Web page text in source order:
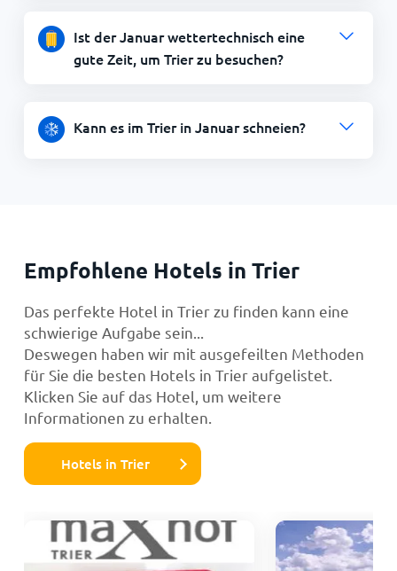
Ist der Januar wettertechnisch eine
gute Zeit, um Trier zu besuchen?
Kann es im Trier in Januar schneien?
Empfohlene Hotels in Trier
Das perfekte Hotel in Trier zu finden kann eine
schwierige Aufgabe sein...
Deswegen haben wir mit ausgefeilten Methoden
für Sie die besten Hotels in Trier aufgelistet.
Klicken Sie auf das Hotel, um weitere
Informationen zu erhalten.
Hotels in Trier